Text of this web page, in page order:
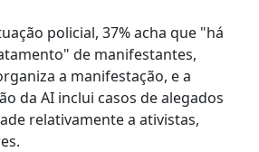
policial, 37% acha que "há
de manifestantes,
a manifestação, e a
da AI inclui casos de alegados
relativamente a ativistas,